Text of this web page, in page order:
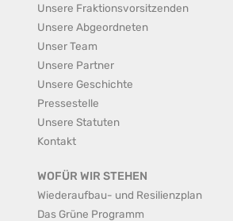
Unsere Fraktionsvorsitzenden
Unsere Abgeordneten
Unser Team
Unsere Partner
Unsere Geschichte
Pressestelle
Unsere Statuten
Kontakt
WOFÜR WIR STEHEN
Wiederaufbau- und Resilienzplan
Das Grüne Programm